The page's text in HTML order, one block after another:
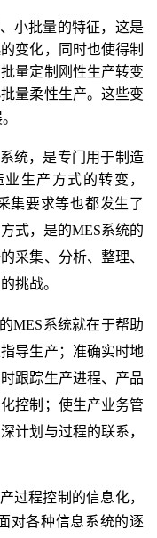
小批量的特征，这是
变化，同时也使得制
量定制刚性生产转变
量柔性生产。这些变
统，是专门用于制造
生产方式的转变，
集要求等也都发生了
式，是的MES系统的
采集、分析、整理、
挑战。
MES系统就在于帮助
导生产；准确实时地
跟踪生产进程、产品
控制；使生产业务管
计划与过程的联系，
过程控制的信息化，
对各种信息系统的逐